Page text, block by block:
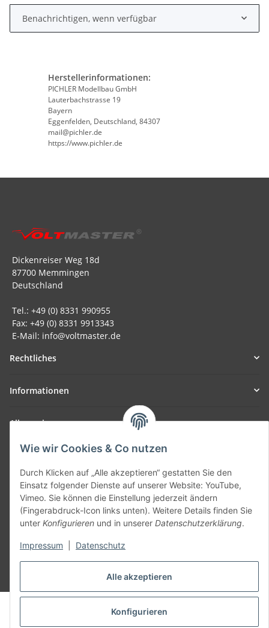
Alle akzeptieren
Konfigurieren
Wie wir Cookies & Co nutzen
Durch Klicken auf „Alle akzeptieren“ gestatten Sie den
Einsatz folgender Dienste auf unserer Website: YouTube,
Vimeo. Sie können die Einstellung jederzeit ändern
(Fingerabdruck-Icon links unten). Weitere Details finden Sie
unter Konfigurieren und in unserer Datenschutzerklärung.
Impressum Datenschutz
Benachrichtigen, wenn verfügbar
Herstellerinformationen:
PICHLER Modellbau GmbH
Lauterbachstrasse 19
Bayern
Eggenfelden, Deutschland, 84307
mail@pichler.de
https://www.pichler.de
Dickenreiser Weg 18d
87700 Memmingen
Deutschland
Tel.: +49 (0) 8331 990955
Fax: +49 (0) 8331 9913343
E-Mail: info@voltmaster.de
Rechtliches
Informationen
Allgemein
Teil unseres Netzwerks:
SmoliTec - Safety. Simplified. Worldwide. ( B2B Shop )
Vertrag widerrufen
* Alle Preise inkl. gesetzlicher USt., zzgl.Versand
© voltmaster.de
Powered byJTL-Shop